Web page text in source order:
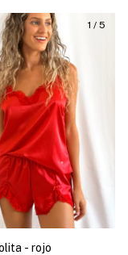
1 / 5
- rojo